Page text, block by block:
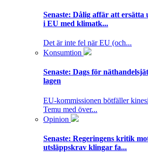
Senaste: Dålig affär att ersätta
i EU med klimatk...
Det är inte fel när EU (och...
Konsumtion
Senaste: Dags för
lagen
EU-kommissionen bötfäller
Temu med över...
Opinion
Senaste: Regeringens kritik
utsläppskrav klingar fa...